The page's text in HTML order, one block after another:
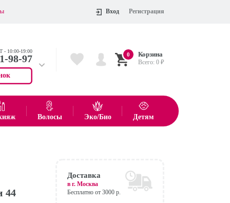
Вход Регистрация
- 10:00-19:00
98-97
55-75
0 Корзина
Всего:0 ₽
показать все товары
Волосы Эко/Био Детям
44
Доставка
в г.Москва
Бесплатно от 3000 р.